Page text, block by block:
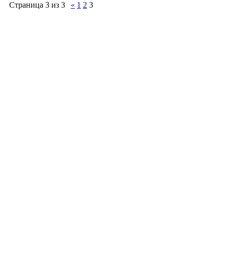
Страница 3 из 3 « 1 2 3